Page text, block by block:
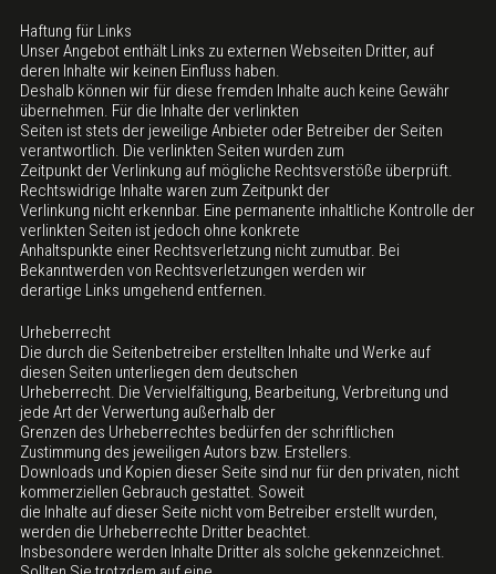
Haftung für Links
Unser Angebot enthält Links zu externen Webseiten Dritter, auf
deren Inhalte wir keinen Einfluss haben.
Deshalb können wir für diese fremden Inhalte auch keine Gewähr
übernehmen. Für die Inhalte der verlinkten
Seiten ist stets der jeweilige Anbieter oder Betreiber der Seiten
verantwortlich. Die verlinkten Seiten wurden zum
Zeitpunkt der Verlinkung auf mögliche Rechtsverstöße überprüft.
Rechtswidrige Inhalte waren zum Zeitpunkt der
Verlinkung nicht erkennbar. Eine permanente inhaltliche Kontrolle der
verlinkten Seiten ist jedoch ohne konkrete
Anhaltspunkte einer Rechtsverletzung nicht zumutbar. Bei
Bekanntwerden von Rechtsverletzungen werden wir
derartige Links umgehend entfernen.
Urheberrecht
Die durch die Seitenbetreiber erstellten Inhalte und Werke auf
diesen Seiten unterliegen dem deutschen
Urheberrecht. Die Vervielfältigung, Bearbeitung, Verbreitung und
jede Art der Verwertung außerhalb der
Grenzen des Urheberrechtes bedürfen der schriftlichen
Zustimmung des jeweiligen Autors bzw. Erstellers.
Downloads und Kopien dieser Seite sind nur für den privaten, nicht
kommerziellen Gebrauch gestattet. Soweit
die Inhalte auf dieser Seite nicht vom Betreiber erstellt wurden,
werden die Urheberrechte Dritter beachtet.
Insbesondere werden Inhalte Dritter als solche gekennzeichnet.